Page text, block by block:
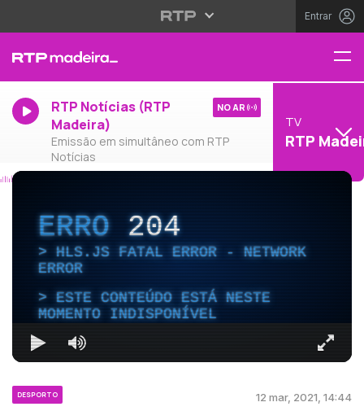
Entrar
RTP Notícias (RTP
Madeira)
Emissão em simultâneo com RTP
Notícias
NO AR
TV
RTP
ERRO204
HLS.JS FATAL ERROR - NETWORK
ERROR
ESTE CONTEÚDO ESTÁ NESTE
MOMENTO INDISPONÍVEL
DESPORTO 12 mar, 2021, 14:44